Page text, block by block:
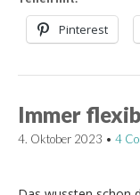
Pinterest
Immer
4. Oktober 2023 • 4